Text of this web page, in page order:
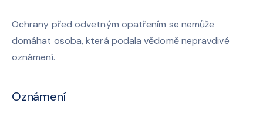
Ochrany před odvetným opatřením se nemůže
domáhat osoba, která podala vědomě nepravdivé
oznámení.
Oznámení